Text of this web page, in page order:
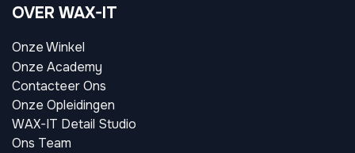
OVER WAX-IT
Onze Winkel
Onze Academy
Contacteer Ons
Onze Opleidingen
WAX-IT Detail Studio
Ons Team